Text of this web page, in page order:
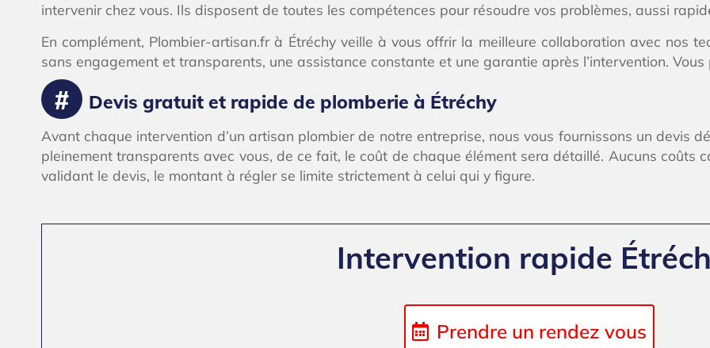
intervenir chez vous. Ils disposent de toutes les compétences pour résoudre vos problèmes, aussi
En complément, Plombier-artisan.fr à Étréchy veille à vous offrir la meilleure collaboration avec nos
sans engagement et transparents, une assistance constante et une garantie après l’intervention.
Devis gratuit et rapide de plomberie à Étréchy
Avant chaque intervention d’un artisan plombier de notre entreprise, nous vous fournissons un devis
pleinement transparents avec vous, de ce fait, le coût de chaque élément sera détaillé. Aucuns coûts
validant le devis, le montant à régler se limite strictement à celui qui y figure.
Intervention rapide
Prendre un rendez vous